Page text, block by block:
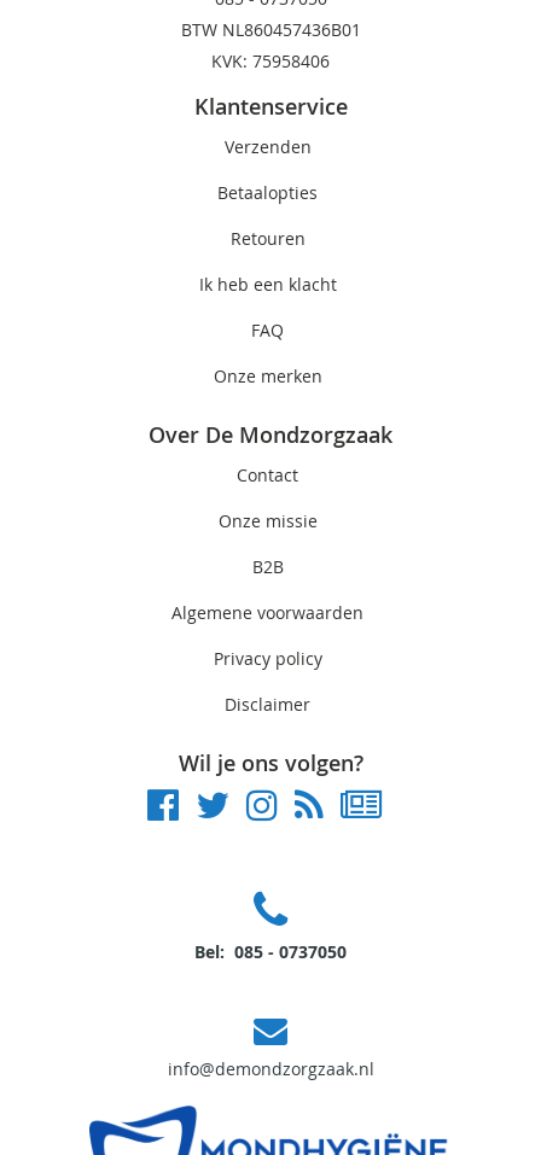
BTW NL860457436B01
KVK: 75958406
Klantenservice
Verzenden
Betaalopties
Retouren
Ik heb een klacht
FAQ
Onze merken
Over De Mondzorgzaak
Contact
Onze missie
B2B
Algemene voorwaarden
Privacy policy
Disclaimer
Wil je ons volgen?
Bel: 085 - 0737050
info@demondzorgzaak.nl